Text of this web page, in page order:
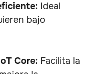
Ideal
bajo
Core: Facilita la